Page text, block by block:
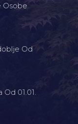
Osobe
Od
01.01.